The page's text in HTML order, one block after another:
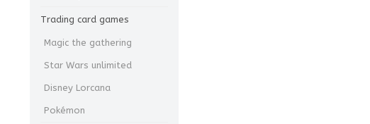
Trading card games
Magic the gathering
Star Wars unlimited
Disney Lorcana
Pokémon